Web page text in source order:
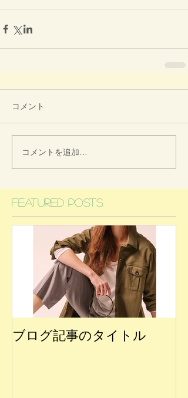
コメント
コメントを追加…
Featured Posts
ブログ記事のタイトル